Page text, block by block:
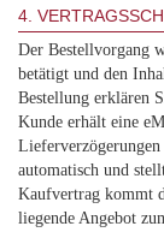
4.
Der Bestellvorgang
betätigt und den
Bestellung erklären
Kunde erhält eine
automatisch und
Kaufvertrag kommt
liegende Angebot